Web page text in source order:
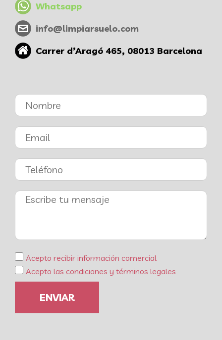
Whatsapp
info@limpiarsuelo.com
Carrer d’Aragó 465, 08013 Barcelona
Acepto recibir información comercial
Acepto las condiciones y términos legales
ENVIAR